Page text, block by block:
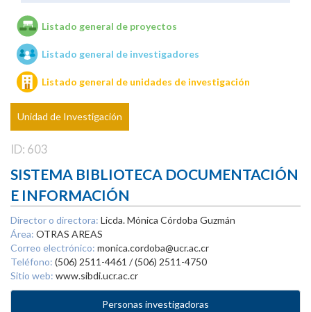
Unidades de investigación
Listado general de proyectos
Listado general de investigadores
Listado general de unidades de investigación
Unidad de Investigación
ID: 603
SISTEMA BIBLIOTECA DOCUMENTACIÓN
E INFORMACIÓN
Director o directora: Licda. Mónica Córdoba Guzmán
Área: OTRAS AREAS
Correo electrónico: monica.cordoba@ucr.ac.cr
Teléfono: (506) 2511-4461 / (506) 2511-4750
Sitio web: www.sibdi.ucr.ac.cr
Personas investigadoras